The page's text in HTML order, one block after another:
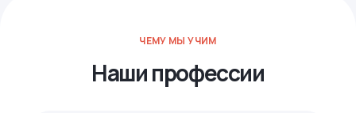
ЧЕМУ МЫ УЧИМ
Наши профессии